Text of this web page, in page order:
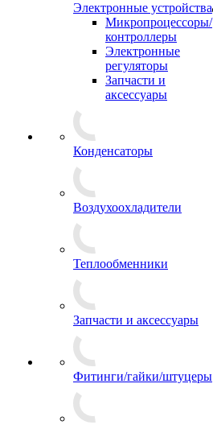
Электронные устройства
Микропроцессоры/
контроллеры
Электронные
регуляторы
Запчасти и
аксессуары
Конденсаторы
Воздухоохладители
Теплообменники
Запчасти и аксессуары
Фитинги/гайки/штуцеры